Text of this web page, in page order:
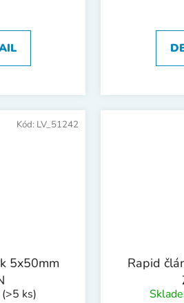
5x50mm
(>5 ks)
Kód: LV_51242
Rapid